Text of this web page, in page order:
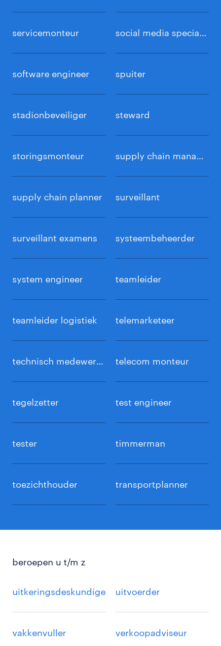
servicemonteur social media specialist
software engineer spuiter
stadionbeveiliger steward
storingsmonteur supply chain manager
supply chain planner surveillant
surveillant examens systeembeheerder
system engineer teamleider
teamleider logistiek telemarketeer
technisch medewerker telecom monteur
tegelzetter test engineer
tester timmerman
toezichthouder transportplanner
beroepen u t/m z
uitkeringsdeskundige uitvoerder
vakkenvuller verkoopadviseur